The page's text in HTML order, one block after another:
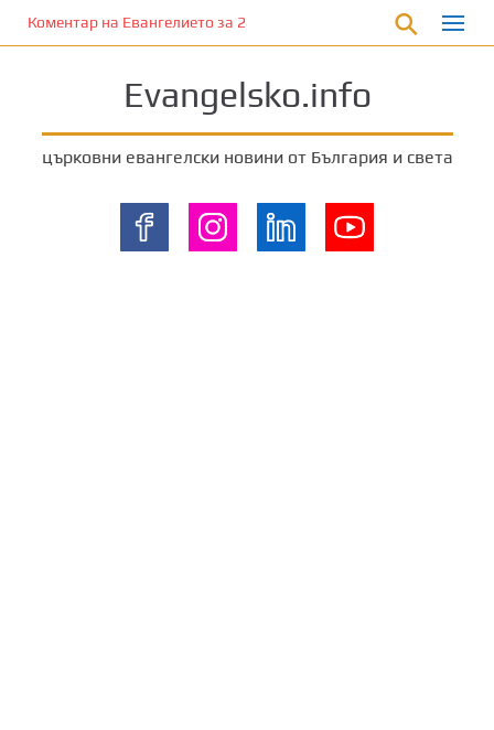
Коментар на Евангелието за 28 януари 2023 г. от отец Йоан
Evangelsko.info
църковни евангелски новини от България и света